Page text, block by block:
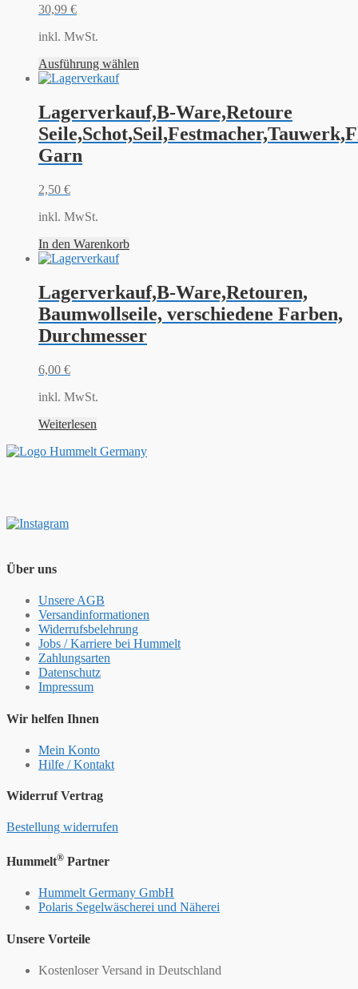
30,99 €
inkl. MwSt.
Ausführung wählen
Lagerverkauf,B-Ware,Retoure
Garn
2,50 €
inkl. MwSt.
In den Warenkorb
Lagerverkauf,B-Ware,Retouren,
Baumwollseile, verschiedene Farben,
Durchmesser
6,00 €
inkl. MwSt.
Weiterlesen
Über uns
Unsere AGB
Versandinformationen
Widerrufsbelehrung
Jobs / Karriere bei Hummelt
Zahlungsarten
Datenschutz
Impressum
Wir helfen Ihnen
Mein Konto
Hilfe / Kontakt
Widerruf Vertrag
Bestellung widerrufen
Hummelt® Partner
Hummelt Germany GmbH
Polaris Segelwäscherei und Näherei
Unsere Vorteile
Kostenloser Versand in Deutschland